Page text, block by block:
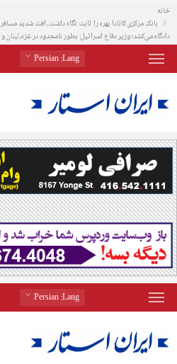
خانه
بانک مرکزی کانادا بهره را ثابت نگاه داشت، افت شدید
دادگاه می‌کشد؛ وزیر دفاع اسرائیل: بطور نامحدود در غزه،
Lang
: Persian
Lang
: Persian